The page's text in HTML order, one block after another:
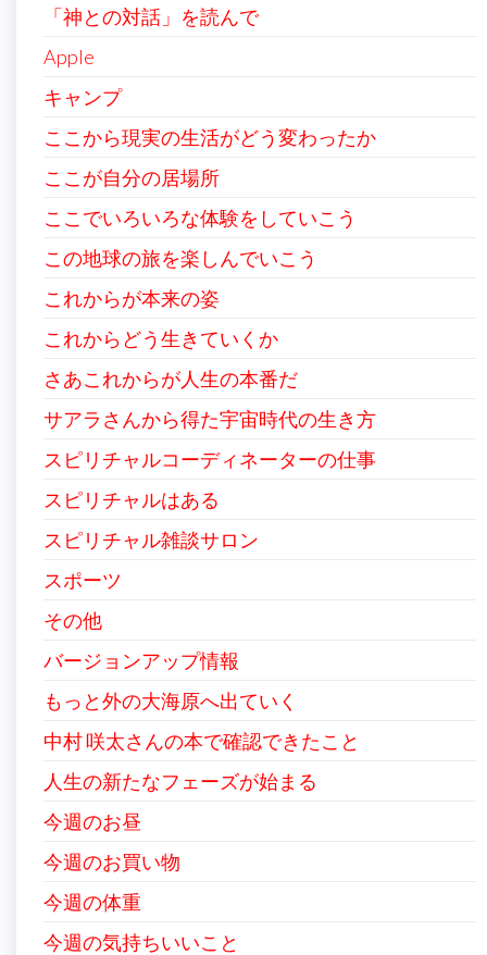
「神との対話」を読んで
Apple
キャンプ
ここから現実の生活がどう変わったか
ここが自分の居場所
ここでいろいろな体験をしていこう
この地球の旅を楽しんでいこう
これからが本来の姿
これからどう生きていくか
さあこれからが人生の本番だ
サアラさんから得た宇宙時代の生き方
スピリチャルコーディネーターの仕事
スピリチャルはある
スピリチャル雑談サロン
スポーツ
その他
バージョンアップ情報
もっと外の大海原へ出ていく
中村 咲太さんの本で確認できたこと
人生の新たなフェーズが始まる
今週のお昼
今週のお買い物
今週の体重
今週の気持ちいいこと